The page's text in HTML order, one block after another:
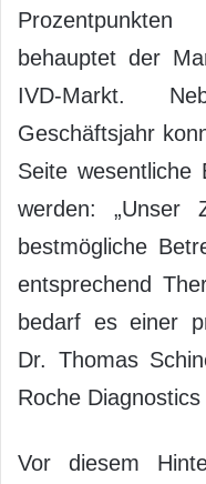
behauptet der
IVD-Markt.
Geschäftsjahr
Seite wesentliche
werden:
bestmögliche
entsprechend
bedarf es einer
Dr. Thomas
Roche
Vor diesem